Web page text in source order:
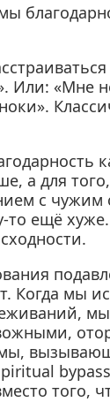
«Мне
а для
с
то ещё
Когда мы
того,